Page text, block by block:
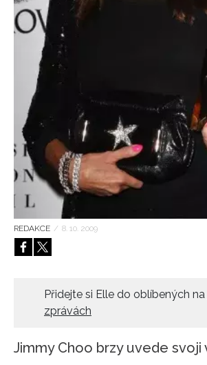
HOME
REDAKCE / 8. 10. 2009
Přidejte si Elle do oblíbených na
zprávách
Jimmy Choo brzy uvede svoji